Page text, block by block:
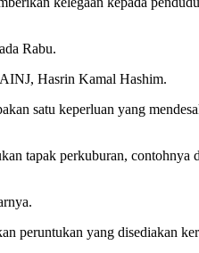
Rabu.
Hasrin Kamal Hashim.
satu keperluan yang
tapak perkuburan, contohnya
peruntukan yang disediakan